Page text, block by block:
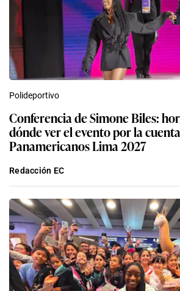
Polideportivo
Conferencia de Simone Biles:
dónde ver el evento por la
Panamericanos Lima 2027
Redacción EC